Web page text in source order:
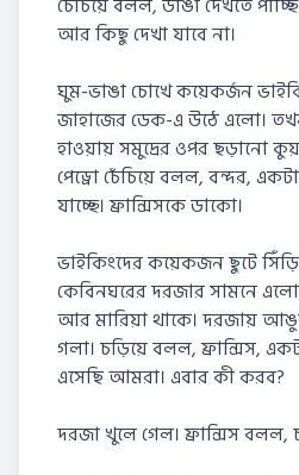
আর কিছু দেখা যাবে না।
ঘুম-ভাঙা চোখে কয়েকৰ্জন
জাহাজের ডেক-এ উঠে এলো।
হাওয়ায় সমুদ্রের ওপর ছড়ানো
পেড্রো চেঁচিয়ে বলল, বন্দর,
যাচ্ছে। ফ্রান্সিসকে ডাকো।
ভাইকিংদের কয়েকজন ছুটে
কেবিনঘরের দরজার সামনে
আর মারিয়া থাকে। দরজায়
গলা। চড়িয়ে বলল, ফ্রান্সিস,
এসেছি আমরা। এবার কী করব?
দরজা খুলে গেল। ফ্রান্সিস